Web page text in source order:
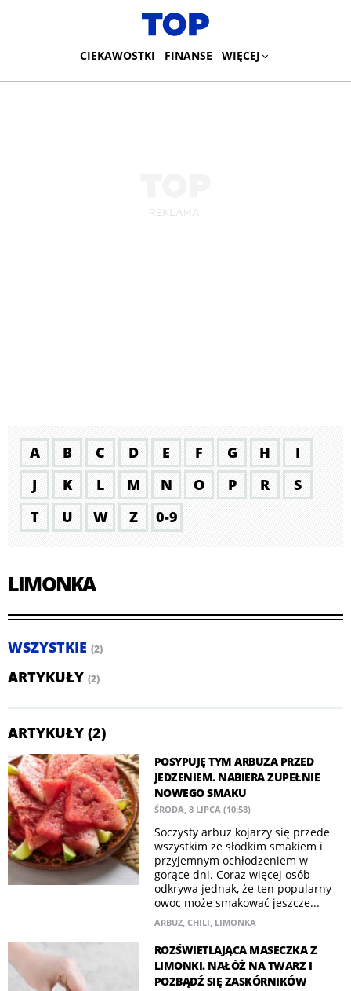
CIEKAWOSTKI FINANSE WIĘCEJ
A B C D E F G H
I
J
K L M N O P R
S
T
U W Z 0-9
LIMONKA
WSZYSTKIE (2)
ARTYKUŁY (2)
ARTYKUŁY (2)
POSYPUJĘ TYM ARBUZA PRZED
JEDZENIEM. NABIERA ZUPEŁNIE
NOWEGO SMAKU
ŚRODA, 8 LIPCA (10:58)
Soczysty arbuz kojarzy się przede
wszystkim ze słodkim smakiem i
przyjemnym ochłodzeniem w
gorące dni. Coraz więcej osób
odkrywa jednak, że ten popularny
owoc może smakować jeszcze...
ARBUZ, CHILI, LIMONKA
ROZŚWIETLAJĄCA MASECZKA Z
LIMONKI. NAŁÓŻ NA TWARZ I
POZBĄDŹ SIĘ ZASKÓRNIKÓW